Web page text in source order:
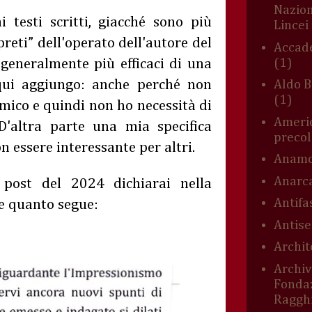
testi scritti, giacché sono più
dell'operato dell'autore del
più efficaci di una
aggiungo: anche perché non
e quindi non ho necessità di
parte una mia specifica
essere interessante per altri.
post del 2024 dichiarai nella
quanto segue:
Lincei
(1)
Aldo
(1)